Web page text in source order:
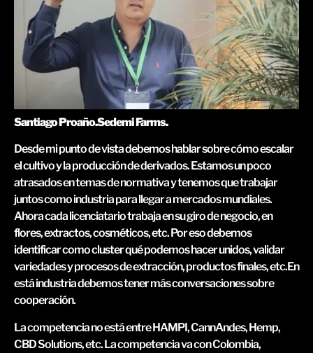
Santiago Proaño.Sedemi Farms.
Desde mi punto de vista debemos hablar sobre cómo escalar
el cultivo y la producción de derivados. Estamos un poco
atrasados en temas de normativa y tenemos que trabajar
juntos como industria para llegar a mercados mundiales.
Ahora cada licenciatario trabaja en su giro de negocio, en
flores, extractos, cosméticos, etc. Por eso debemos
identificar como cluster qué podemos hacer unidos, validar
variedades y procesos de extracción, productos finales, etc.En
está industria debemos tener más conversaciones sobre
cooperación.
La competencia no está entre HAMPI, CannAndes, Hemp,
CBD Solutions, etc. La competencia va con Colombia,